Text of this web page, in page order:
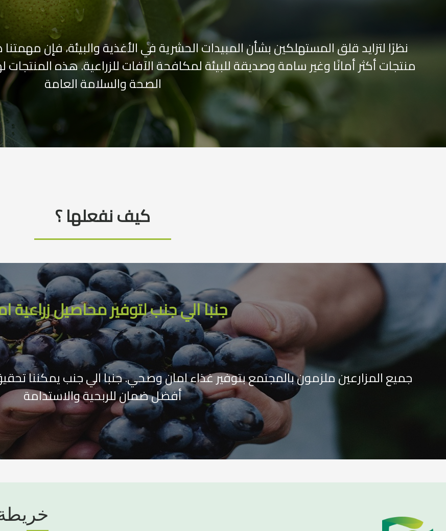
نظرًا لتزايد قلق المستهلكين بشأن المبيدات الحشرية في الأغذية والبيئة، فإن
منتجات أكثر أمانًا وغير سامة وصديقة للبيئة لمكافحة الآفات للزراعية. هذه المنتجات
الصحة والسلامة العامة
كيف نفعلها ؟
جنبا الي جنب لتوفير محاصيل زراعية
جميع المزارعين ملزمون بالمجتمع بتوفير غذاء امان وصحي. جنبا الي جنب يمكننا
أفضل ضمان للربحية والاستدامة